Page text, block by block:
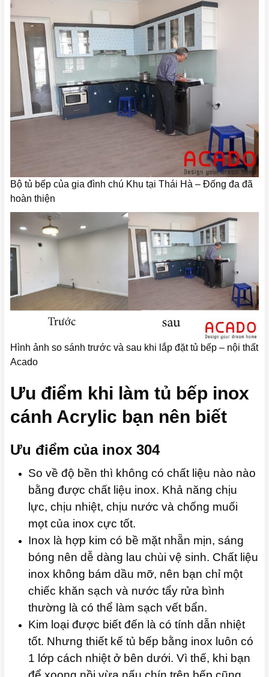
Bộ tủ bếp của gia đình chú Khu tại Thái Hà – Đống đa đã
hoàn thiện
Hình ảnh so sánh trước và sau khi lắp đặt tủ bếp – nội thất
Acado
Ưu điểm khi làm tủ bếp inox
cánh Acrylic bạn nên biết
Ưu điểm của inox 304
So về độ bền thì không có chất liệu nào nào
bằng được chất liệu inox. Khả năng chịu
lực, chịu nhiệt, chịu nước và chống muối
mọt của inox cực tốt.
Inox là hợp kim có bề mặt nhẵn mịn, sáng
bóng nên dễ dàng lau chùi vệ sinh. Chất liệu
inox không bám dầu mỡ, nên bạn chỉ một
chiếc khăn sạch và nước tẩy rửa bình
thường là có thể làm sạch vết bẩn.
Kim loại được biết đến là có tính dẫn nhiệt
tốt. Nhưng thiết kế tủ bếp bằng inox luôn có
1 lớp cách nhiệt ở bên dưới. Vì thế, khi bạn